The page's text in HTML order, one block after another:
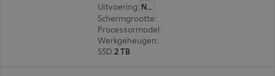
Uitvoering:
Nederland
Schermgrootte:
Processormodel:
Werkgeheugen:
SSD:2 TB